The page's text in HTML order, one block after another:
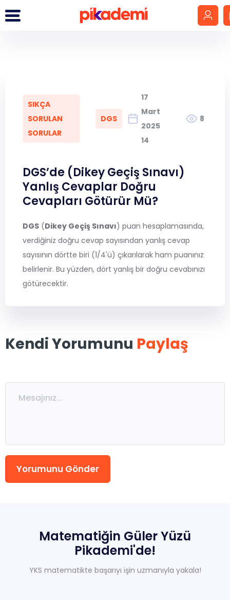
LGS
YKS
KPSS
MSÜ
ALES
7. Sınıflar 8. Sınıflar / LGS
Sıkça Sorulan Sorular
SIKÇA
SORULAN
SORULAR
DGS
17
Mart
2025
14
8
DGS’de (Dikey Geçiş Sınavı)
Yanlış Cevaplar Doğru
Cevapları Götürür Mü?
DGS (Dikey Geçiş Sınavı) puan hesaplamasında,
verdiğiniz doğru cevap sayısından yanlış cevap
sayısının dörtte biri (1/4'ü) çıkarılarak ham puanınız
belirlenir. Bu yüzden, dört yanlış bir doğru cevabınızı
götürecektir.
Kendi Yorumunu Paylaş
Yorumunu Gönder
Matematiğin GülerYüzü
Pikademi'de!
YKS matematikte başarıyı işin uzmanıyla yakala!